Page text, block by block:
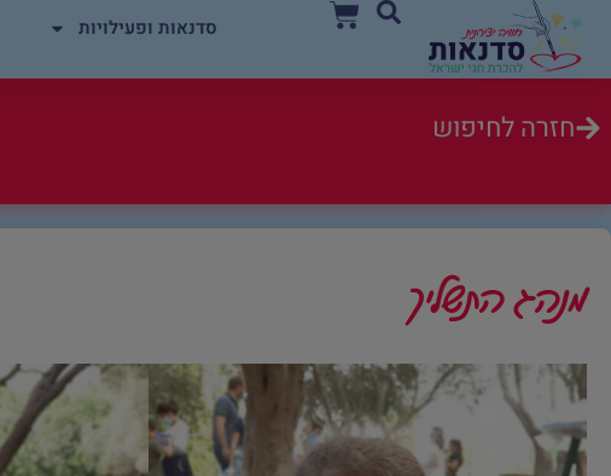
סדנאות ופעילויות
חזרה לחיפוש
מנהג התשליך